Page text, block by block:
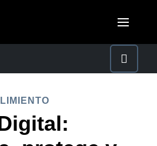
Canada (Français)
United Kingdom (English)
France (Français)
ASIA PACIFIC